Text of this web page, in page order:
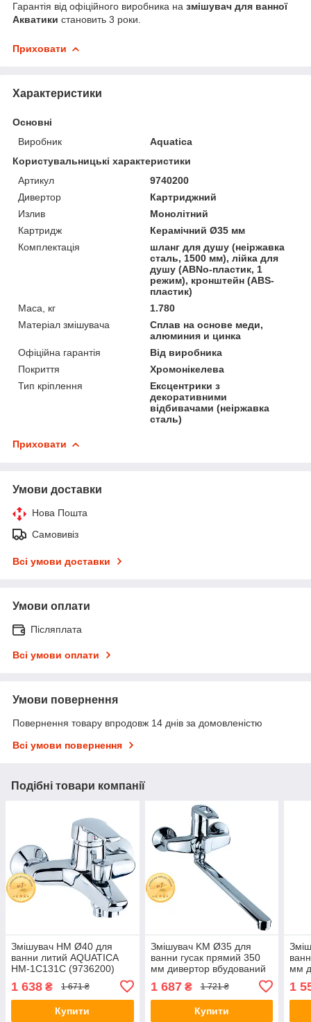
Гарантія від офіційного виробника на змішувач для ванної
Акватики становить 3 роки.
Приховати
Характеристики
Основні
Виробник
Aquatica
Користувальницькі характеристики
Артикул
9740200
Дивертор
Картриджний
Излив
Монолітний
Картридж
Керамічний Ø35 мм
Комплектація
шланг для душу (неіржавка
сталь, 1500 мм), лійка для
душу (АВNo-пластик, 1
режим), кронштейн (ABS-
пластик)
Маса, кг
1.780
Матеріал змішувача
Сплав на основе меди,
алюминия и цинка
Офіційна гарантія
Від виробника
Покриття
Хромонікелева
Тип кріплення
Ексцентрики з
декоративними
відбивачами (неіржавка
сталь)
Приховати
Умови доставки
Нова Пошта
Самовивіз
Всі умови доставки
Умови оплати
Післяплата
Всі умови оплати
Умови повернення
Повернення товару впродовж 14 днів за домовленістю
Всі умови повернення
Подібні товари компанії
Змішувач HM Ø40 для
ванни литий AQUATICA
HM-1C131C (9736200)
1 638 ₴ 1 671 ₴
Купити
Змішувач KM Ø35 для
ванни гусак прямий 350
мм дивертор вбудований
картриджний AQUATICA
KM-2C233C (9740220)
1 687₴ 1 721 ₴
Купити
мм
PL-
1